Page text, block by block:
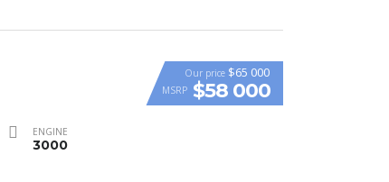
Our price $65 000
MSRP $58 000
ENGINE
3000